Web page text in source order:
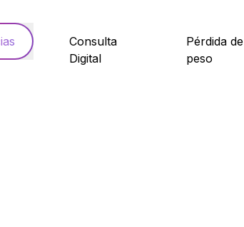
Consulta
Digital
Pérdida de
peso